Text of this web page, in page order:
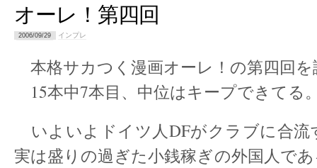
オーレ！第四回
2006/09/29 インプレ
本格サカつく漫画オーレ！の第四回を
15本中7本目、中位はキープできてる
いよいよドイツ人DFがクラブに合流
実は盛りの過ぎた小銭稼ぎの外国人で